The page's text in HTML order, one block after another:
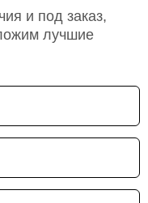
и под заказ,
лучшие